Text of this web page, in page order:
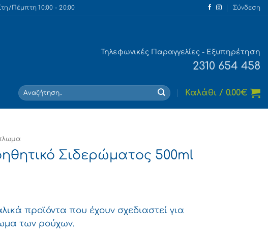
Πέμπτη 10:00 - 20:00 Σύνδεση
Τηλεφωνικές Παραγγελίες - Εξυπηρέτηση
2310 654 458
Αναζήτηση
για:
Καλάθι / 0.00€
Σιδερώματος 500ml
προϊόντα που έχουν σχεδιαστεί για
των ρούχων.